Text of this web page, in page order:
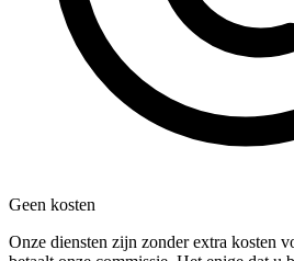
Geen kosten
Onze diensten zijn zonder extra kosten